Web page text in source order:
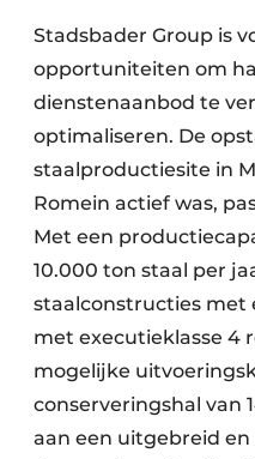
Keukens
Renovatie
Software
Toegangscontrole
Veiligheid & Opleiding
Zonwering
Stadsbader Group is
opportuniteiten om
dienstenaanbod te
optimaliseren. De
staalproductiesite in
Romein actief was,
Met een
10.000 ton staal per
staalconstructies met
met executieklasse 4
mogelijke
conserveringshal van
aan een uitgebreid